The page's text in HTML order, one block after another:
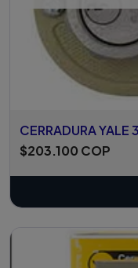
CERRADURA
$203.100 COP